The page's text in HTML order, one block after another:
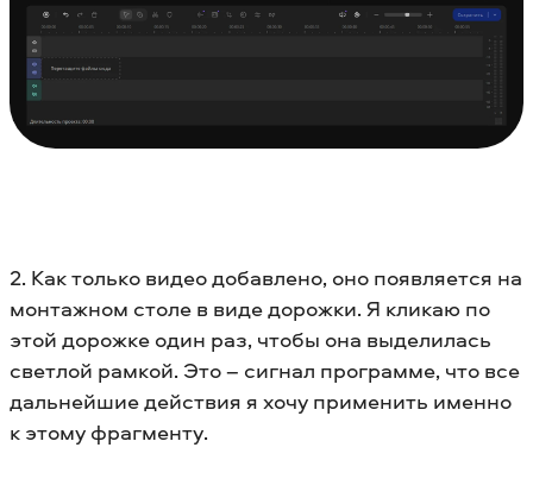
2. Как только видео добавлено, оно появляется на
монтажном столе в виде дорожки. Я кликаю по
этой дорожке один раз, чтобы она выделилась
светлой рамкой. Это – сигнал программе, что все
дальнейшие действия я хочу применить именно
к этому фрагменту.